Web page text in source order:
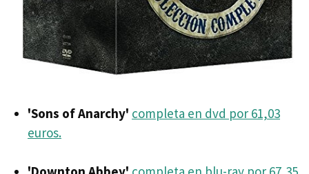
'Sons of Anarchy' completa en dvd por 61,03
euros.